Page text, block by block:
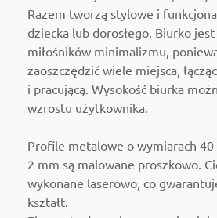
Razem tworzą stylowe i
dziecka lub dorosłego. Biurko
miłośników minimalizmu,
zaoszczędzić wiele miejsca,
i pracującą. Wysokość biurka
wzrostu użytkownika.
Profile metalowe o wymiarach
2 mm są malowane proszkowo.
wykonane laserowo, co
kształt.